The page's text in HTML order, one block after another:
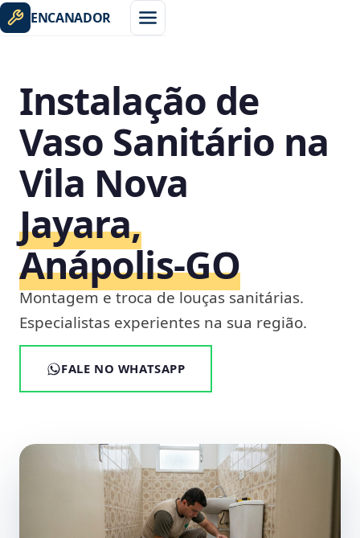
ENCANADOR
Instalação de
Vaso Sanitário na
Vila Nova
Jayara,
Anápolis‑GO
Montagem e troca de louças sanitárias.
Especialistas experientes na sua região.
FALE NO WHATSAPP